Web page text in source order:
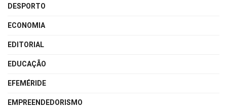
DESPORTO
ECONOMIA
EDITORIAL
EDUCAÇÃO
EFEMÉRIDE
EMPREENDEDORISMO